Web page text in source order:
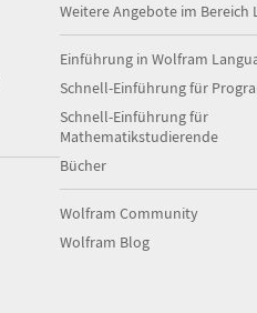
Weitere Angebote im Bereich
Einführung in Wolfram
Schnell-Einführung für
Schnell-Einführung für
Mathematikstudierende
Bücher
Wolfram Community
Wolfram Blog